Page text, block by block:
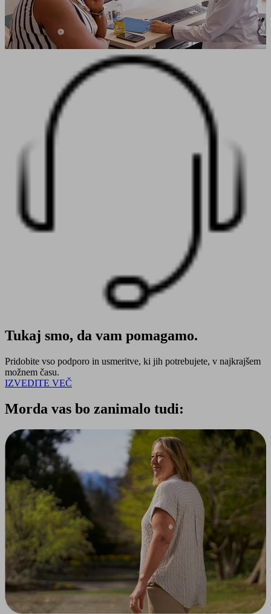
Tukaj smo, da vam pomagamo.
Pridobite vso podporo in usmeritve, ki jih potrebujete, v najkrajšem
možnem času.
IZVEDITE VEČ
Morda vas bo zanimalo tudi: